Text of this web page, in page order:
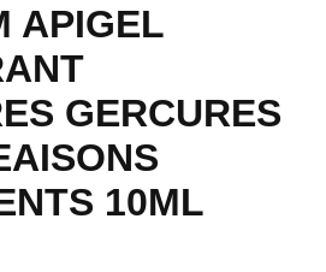
APIGEL
GERCURES
10ML